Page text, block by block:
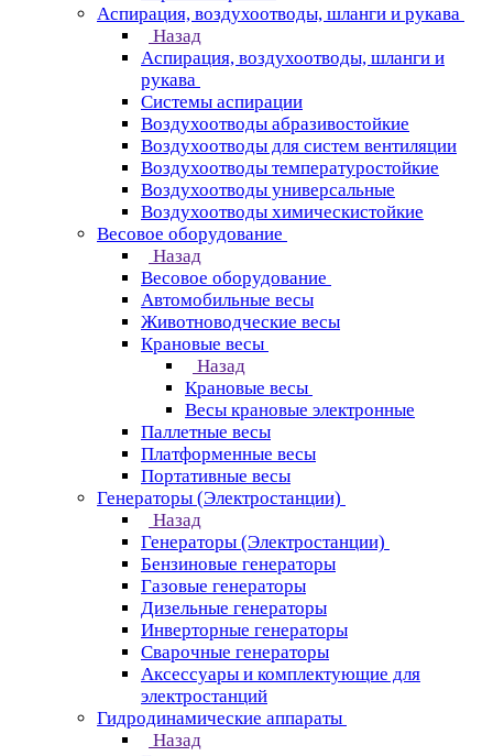
Аспирация, воздухоотводы, шланги и рукава
Назад
Аспирация, воздухоотводы, шланги и
рукава
Системы аспирации
Воздухоотводы абразивостойкие
Воздухоотводы для систем вентиляции
Воздухоотводы температуростойкие
Воздухоотводы универсальные
Воздухоотводы химическистойкие
Весовое оборудование
Назад
Весовое оборудование
Автомобильные весы
Животноводческие весы
Крановые весы
Назад
Крановые весы
Весы крановые электронные
Паллетные весы
Платформенные весы
Портативные весы
Генераторы (Электростанции)
Назад
Генераторы (Электростанции)
Бензиновые генераторы
Газовые генераторы
Дизельные генераторы
Инверторные генераторы
Сварочные генераторы
Аксессуары и комплектующие для
электростанций
Гидродинамические аппараты
Назад